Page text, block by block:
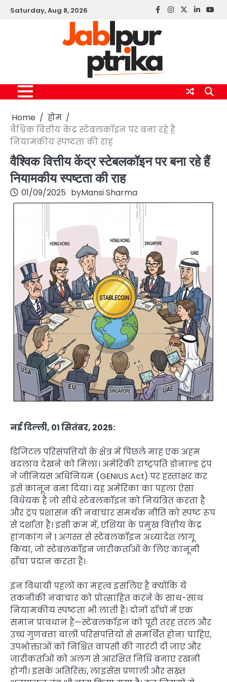
SkipSaturday, Aug 8, 2026 Facebook
instagram
twitterlinkedin
Home
होम
वैश्विक वित्तीय केंद्र स्टेबलकॉइन पर बना रहे हैं
नियामकीय स्पष्टता की राह
वैश्विक वित्तीय केंद्र स्टेबलकॉइन पर बना रहे हैं
नियामकीय स्पष्टता की राह
01/09/2025 byMansi Sharma
नई दिल्ली, 01 सितंबर, 2025:
डिजिटल परिसंपत्तियों के क्षेत्र में पिछले माह एक अहम
बदलाव देखने को मिला। अमेरिकी राष्ट्रपति डोनाल्ड ट्रंप
ने जीनियस अधिनियम (GENIUS Act) पर हस्ताक्षर कर
इसे क़ानून बना दिया। यह अमेरिका का पहला ऐसा
विधेयक है जो सीधे स्टेबलकॉइन को नियंत्रित करता है
और ट्रंप प्रशासन की नवाचार समर्थक नीति को स्पष्ट रूप
से दर्शाता है। इसी क्रम में, एशिया के प्रमुख वित्तीय केंद्र
हांगकांग ने 1 अगस्त से स्टेबलकॉइन अध्यादेश लागू
किया, जो स्टेबलकॉइन जारीकर्ताओं के लिए कानूनी
ढाँचा प्रदान करता है।
इन विधायी पहलों का महत्व इसलिए है क्योंकि ये
तकनीकी नवाचार को प्रोत्साहित करने के साथ-साथ
नियामकीय स्पष्टता भी लाती हैं। दोनों ढाँचों में एक
समान प्रावधान है—स्टेबलकॉइन को पूरी तरह तरल और
उच्च गुणवत्ता वाली परिसंपत्तियों से समर्थित होना चाहिए,
उपभोक्ताओं को निश्चित वापसी की गारंटी दी जाए और
जारीकर्ताओं को अलग से आरक्षित निधि बनाए रखनी
होगी। इसके अतिरिक्त, लाइसेंस प्रणाली और सख़्त